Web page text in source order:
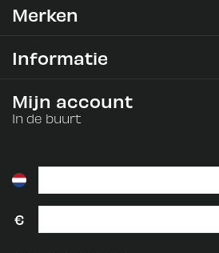
Merken
Informatie
Mijn account
In de buurt
€